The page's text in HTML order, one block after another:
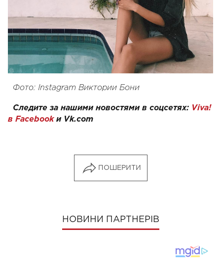
Фото: Instagram Виктории Бони
Следите за нашими новостями в соцсетях: Viva!
в Facebookи Vk.com
ПОШЕРИТИ
НОВИНИ ПАРТНЕРІВ